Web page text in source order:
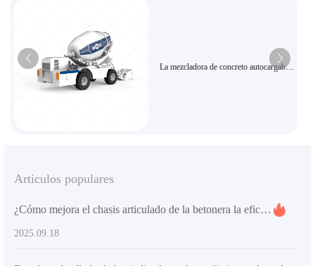
La mezcladora de concreto autocargable
Articulos populares
¿Cómo mejora el chasis articulado de la betonera la eficiencia en obras urbanas reducidas? Guía técnica para operarios
2025.09.18